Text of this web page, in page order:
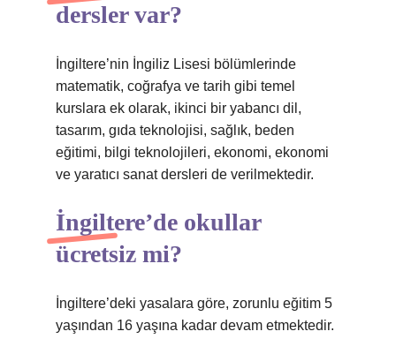
dersler var?
İngiltere’nin İngiliz Lisesi bölümlerinde
matematik, coğrafya ve tarih gibi temel
kurslara ek olarak, ikinci bir yabancı dil,
tasarım, gıda teknolojisi, sağlık, beden
eğitimi, bilgi teknolojileri, ekonomi, ekonomi
ve yaratıcı sanat dersleri de verilmektedir.
İngiltere’de okullar
ücretsiz mi?
İngiltere’deki yasalara göre, zorunlu eğitim 5
yaşından 16 yaşına kadar devam etmektedir.